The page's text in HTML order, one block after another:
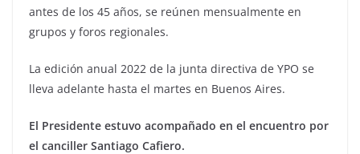
antes de los 45 años, se reúnen mensualmente en
grupos y foros regionales.
La edición anual 2022 de la junta directiva de YPO se
lleva adelante hasta el martes en Buenos Aires.
El Presidente estuvo acompañado en el encuentro por
el canciller Santiago Cafiero.